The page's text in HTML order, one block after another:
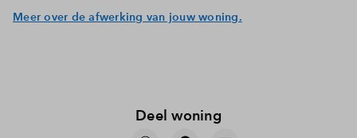
Meer over de afwerking van jouw woning.
Deel woning